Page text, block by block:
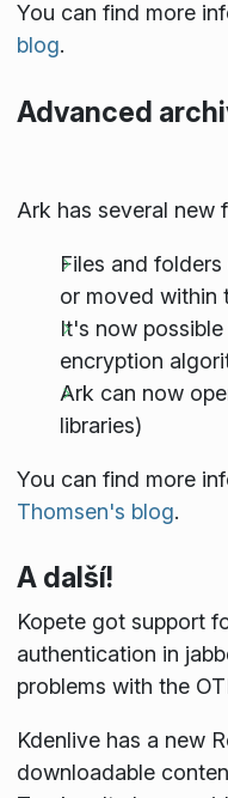
You can find more
blog.
Advanced
Ark has several new
Files and
or moved within
It's now
encryption
Ark can now
libraries)
You can find more
Thomsen's blog.
A další!
Kopete got support
authentication in
problems with the
Kdenlive has a new
downloadable